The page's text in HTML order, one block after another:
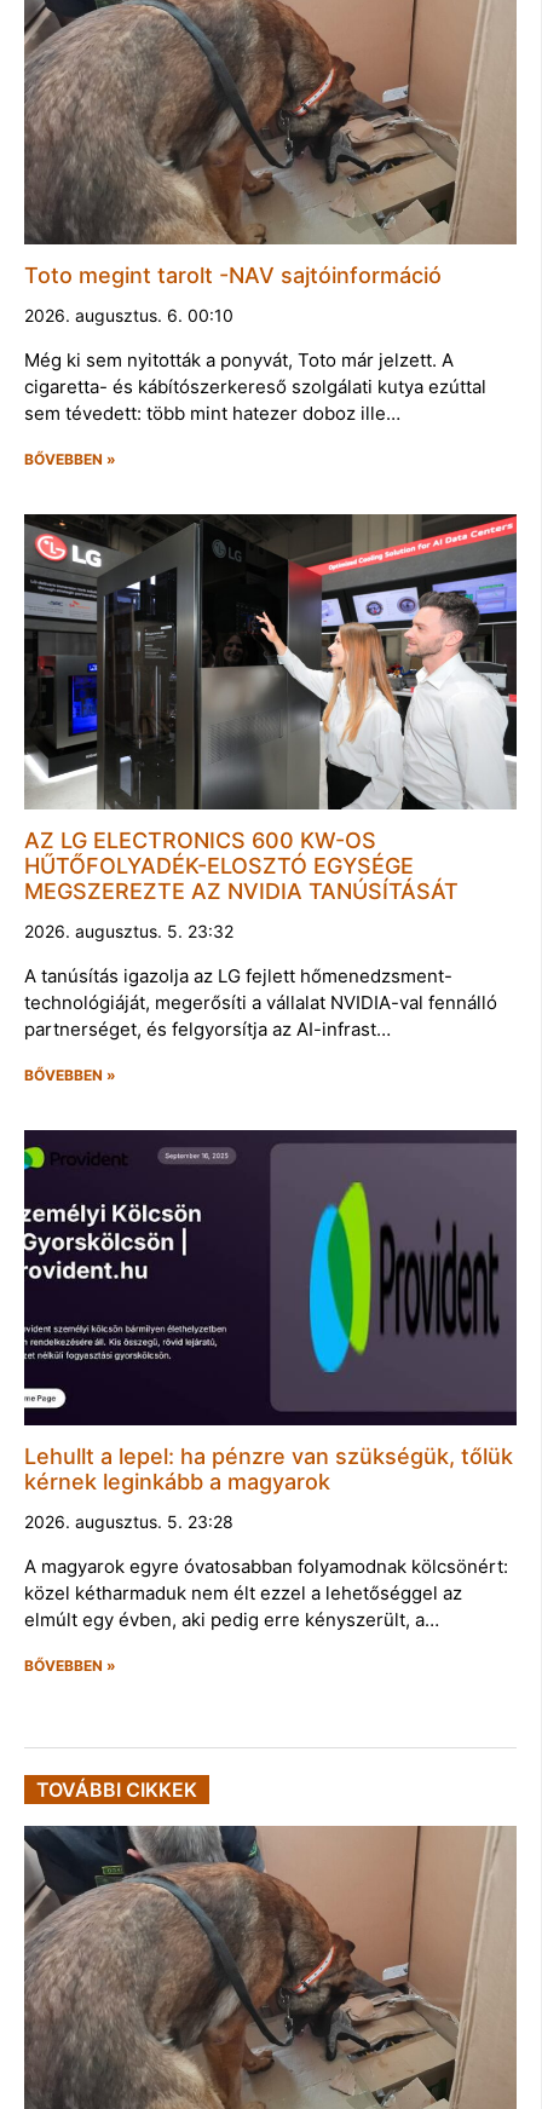
Toto megint tarolt -NAV sajtóinformáció
2026. augusztus. 6. 00:10
Még ki sem nyitották a ponyvát, Toto már jelzett. A
cigaretta- és kábítószerkereső szolgálati kutya ezúttal
sem tévedett: több mint hatezer doboz ille…
BŐVEBBEN »
AZ LG ELECTRONICS 600 KW-OS
HŰTŐFOLYADÉK-ELOSZTÓ EGYSÉGE
MEGSZEREZTE AZ NVIDIA TANÚSÍTÁSÁT
2026. augusztus. 5. 23:32
A tanúsítás igazolja az LG fejlett hőmenedzsment-
technológiáját, megerősíti a vállalat NVIDIA-val fennálló
partnerséget, és felgyorsítja az AI-infrast…
BŐVEBBEN »
Lehullt a lepel: ha pénzre van szükségük, tőlük
kérnek leginkább a magyarok
2026. augusztus. 5. 23:28
A magyarok egyre óvatosabban folyamodnak kölcsönért:
közel kétharmaduk nem élt ezzel a lehetőséggel az
elmúlt egy évben, aki pedig erre kényszerült, a…
BŐVEBBEN »
TOVÁBBI CIKKEK